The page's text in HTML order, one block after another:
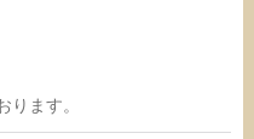
ります。